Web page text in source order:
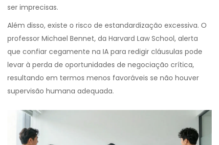
ser imprecisas.
Além disso, existe o risco de estandardização excessiva. O
professor Michael Bennet, da Harvard Law School, alerta
que confiar cegamente na IA para redigir cláusulas pode
levar à perda de oportunidades de negociação crítica,
resultando em termos menos favoráveis se não houver
supervisão humana adequada.